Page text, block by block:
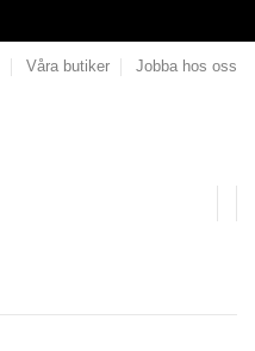
Våra butiker Jobba hos oss